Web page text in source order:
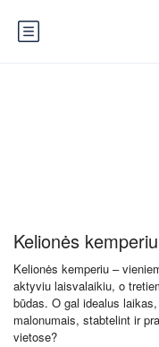
Kelionės kemperiu
Kelionės kemperiu –
aktyviu laisvalaikiu, o
būdas. O gal idealus
malonumais, stabtelint ir
vietose?